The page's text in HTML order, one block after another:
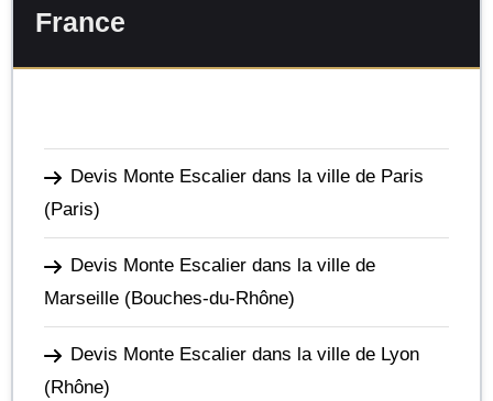
France
Devis Monte Escalier dans la ville de Paris
(Paris)
Devis Monte Escalier dans la ville de
Marseille (Bouches-du-Rhône)
Devis Monte Escalier dans la ville de Lyon
(Rhône)